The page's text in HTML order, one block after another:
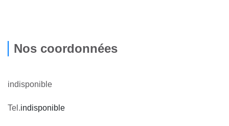
Nos coordonnées
indisponible
Tel.indisponible